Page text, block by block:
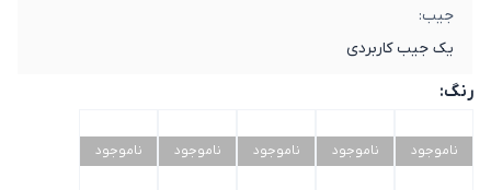
جیب:
یک جیب کاربردی
رنگ:
ناموجود ناموجود ناموجود ناموجود ناموجود